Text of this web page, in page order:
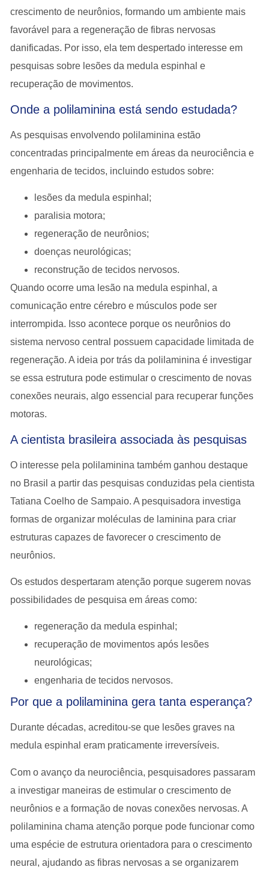
crescimento de neurônios, formando um ambiente mais
favorável para a regeneração de fibras nervosas
danificadas. Por isso, ela tem despertado interesse em
pesquisas sobre lesões da medula espinhal e
recuperação de movimentos.
Onde a polilaminina está sendo estudada?
As pesquisas envolvendo polilaminina estão
concentradas principalmente em áreas da neurociência e
engenharia de tecidos, incluindo estudos sobre:
lesões da medula espinhal;
paralisia motora;
regeneração de neurônios;
doenças neurológicas;
reconstrução de tecidos nervosos.
Quando ocorre uma lesão na medula espinhal , a
comunicação entre cérebro e músculos pode ser
interrompida. Isso acontece porque os neurônios do
sistema nervoso central possuem capacidade limitada de
regeneração. A ideia por trás da polilaminina é investigar
se essa estrutura pode estimular o crescimento de novas
conexões neurais, algo essencial para recuperar funções
motoras.
A cientista brasileira associada às pesquisas
O interesse pela polilaminina também ganhou destaque
no Brasil a partir das pesquisas conduzidas pela cientista
Tatiana Coelho de Sampaio. A pesquisadora investiga
formas de organizar moléculas de laminina para criar
estruturas capazes de favorecer o crescimento de
neurônios.
Os estudos despertaram atenção porque sugerem novas
possibilidades de pesquisa em áreas como:
regeneração da medula espinhal;
recuperação de movimentos após lesões
neurológicas;
engenharia de tecidos nervosos.
Por que a polilaminina gera tanta esperança?
Durante décadas, acreditou-se que lesões graves na
medula espinhal eram praticamente irreversíveis.
Com o avanço da neurociência, pesquisadores passaram
a investigar maneiras de estimular o crescimento de
neurônios e a formação de novas conexões nervosas. A
polilaminina chama atenção porque pode funcionar como
uma espécie de estrutura orientadora para o crescimento
neural , ajudando as fibras nervosas a se organizarem